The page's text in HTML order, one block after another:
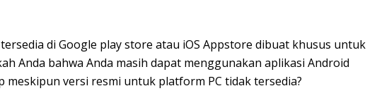
di Google play store atau iOS Appstore dibuat khusus untuk
Anda bahwa Anda masih dapat menggunakan aplikasi Android
meskipun versi resmi untuk platform PC tidak tersedia?